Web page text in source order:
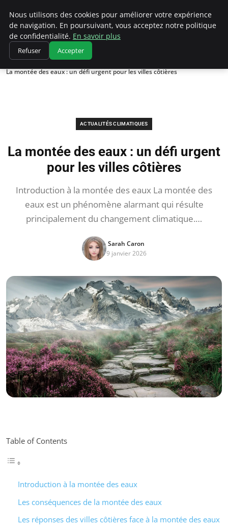
Climatedebtagents
Accueil
Actualités Climatiques
La montée des eaux : un défi urgent pour les villes côtières
ACTUALITÉS CLIMATIQUES
La montée des eaux : un défi urgent
pour les villes côtières
Introduction à la montée des eaux La montée des
eaux est un phénomène alarmant qui résulte
principalement du changement climatique.…
Sarah Caron
9 janvier 2026
Table of Contents
Introduction à la montée des eaux
Les conséquences de la montée des eaux
Les réponses des villes côtières face à la montée des eaux
Nous utilisons des cookies pour améliorer votre expérience
de navigation. En poursuivant, vous acceptez notre politique
de confidentialité. En savoir plus
Refuser Accepter